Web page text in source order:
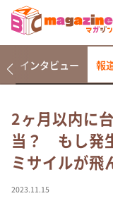
なるみ・岡村
相席食堂
これ余談なん
インタビュー 報
2ヶ月以内に
当？ もし発
ミサイルが飛
2023.11.15